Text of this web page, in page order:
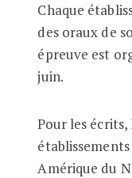
Chaque
des oraux de
épreuve est
juin.
Pour les écrits,
Amérique du